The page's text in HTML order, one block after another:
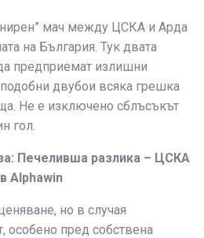
мач между ЦСКА и Арда
на България. Тук двата
предприемат излишни
двубои всяка грешка
Не е изключено сблъсъкът
гол.
Печеливша разлика – ЦСКА
Alphawin
но в случая
особено пред собствена